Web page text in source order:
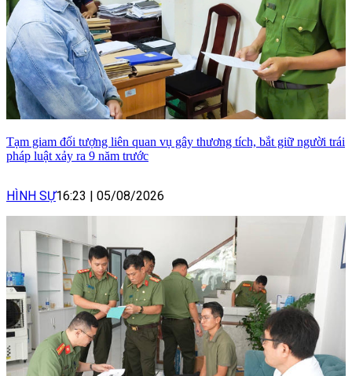
Tạm giam đối tượng liên quan vụ gây thương tích, bắt giữ người trái
pháp luật xảy ra 9 năm trước
HÌNH SỰ16:23 05/08/2026